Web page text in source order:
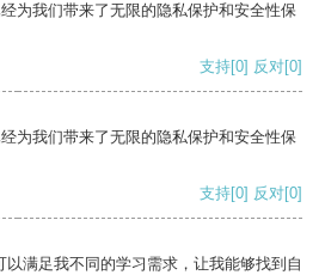
为我们带来了无限的隐私保护和安全性保
支持[0] 反对[0]
为我们带来了无限的隐私保护和安全性保
支持[0] 反对[0]
满足我不同的学习需求，让我能够找到自